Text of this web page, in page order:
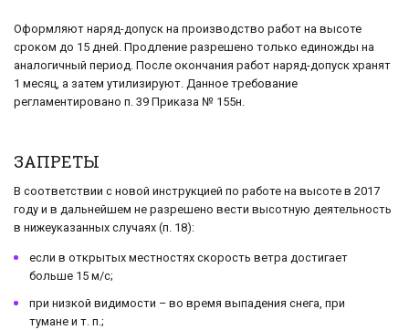
Оформляют наряд-допуск на производство работ на высоте
сроком до 15 дней. Продление разрешено только единожды на
аналогичный период. После окончания работ наряд-допуск хранят
1 месяц, а затем утилизируют. Данное требование
регламентировано п. 39 Приказа № 155н.
ЗАПРЕТЫ
В соответствии с новой инструкцией по работе на высоте в 2017
году и в дальнейшем не разрешено вести высотную деятельность
в нижеуказанных случаях (п. 18):
если в открытых местностях скорость ветра достигает
больше 15 м/с;
при низкой видимости – во время выпадения снега, при
тумане и т. п.;